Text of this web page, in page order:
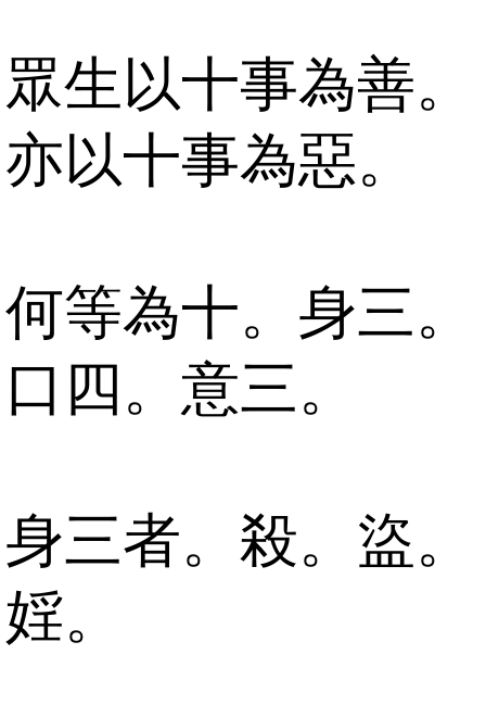
眾生以十事為善。
亦以十事為惡。
何等為十。身三。
口四。意三。
身三者。殺。盜。
婬。